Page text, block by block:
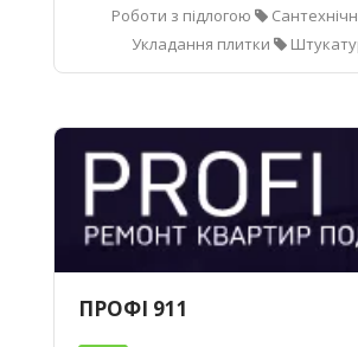
Роботи з підлогою
Укладання плитки
ПРОФІ 911